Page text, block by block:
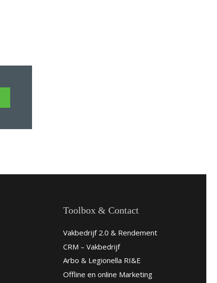
Toolbox & Contact
Vakbedrijf 2.0 & Rendement
CRM – Vakbedrijf
Arbo & Legionella RI&E
Offline en online Marketing